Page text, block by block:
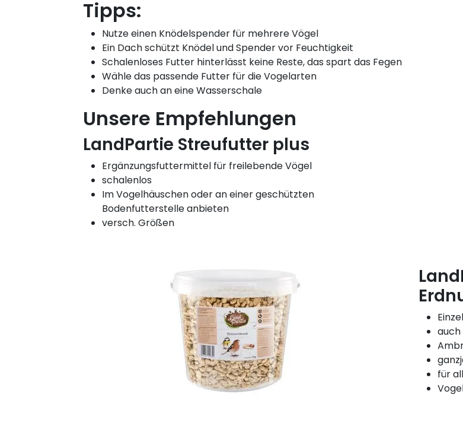
Tipps:
Nutze einen Knödelspender für mehrere Vögel
Ein Dach schützt Knödel und Spender vor Feuchtigkeit
Schalenloses Futter hinterlässt keine Reste, das spart das Fegen
Wähle das passende Futter für die Vogelarten
Denke auch an eine Wasserschale
Unsere Empfehlungen
LandPartie Streufutter plus
Ergänzungsfuttermittel für freilebende Vögel
schalenlos
Im Vogelhäuschen oder an einer geschützten
Bodenfutterstelle anbieten
versch. Größen
für